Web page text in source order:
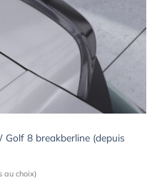
8 breakberline (depuis
au choix)